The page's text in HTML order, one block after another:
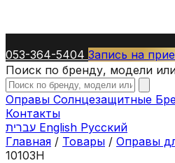
053-364-5404 Запись на
Поиск по бренду, модели
Оправы Солнцезащитные
Контакты
English Русский
Главная / Товары / Оправы
10103H